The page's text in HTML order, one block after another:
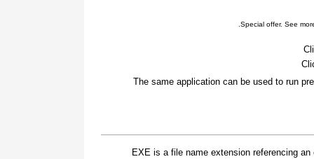
Special offer. See
The same application can be used to run
.EXE is a file name extension referencing